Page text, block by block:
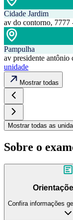
Cidade Jardim
av do contorno,
Pampulha
av presidente
unidade
Mostrar todas
Mostrar todas as
Sobre o
Confira informações